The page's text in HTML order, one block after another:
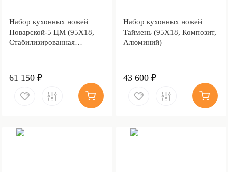
Набор кухонных ножей
Поварской-5 ЦМ (95Х18,
Стабилизированная
61 150 ₽
Набор кухонных ножей
Таймень (95Х18, Композит,
Алюминий)
43 600 ₽